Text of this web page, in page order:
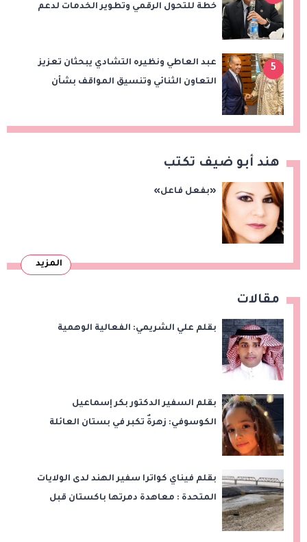
خطة للتحول الرقمي وتطوير الخدمات لدعم
5
عبد العاطي ونظيره التشادي يبحثان تعزيز
التعاون الثنائي وتنسيق المواقف بشأن
هند أبو ضيف تكتب
«بفعل فاعل»
المزيد
مقالات
بقلم علي الشريمي: الفعالية الوهمية
بقلم السفير الدكتور بكر إسماعيل
الكوسوفي: زهرةٌ تكبر في بستان العائلة
بقلم فيناي كواترا سفير الهند لدى الولايات
المتحدة : معاهدة دمرتها باكستان قبل